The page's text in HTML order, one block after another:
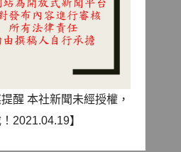
提醒 本社新聞未經授權，
2021.04.19】